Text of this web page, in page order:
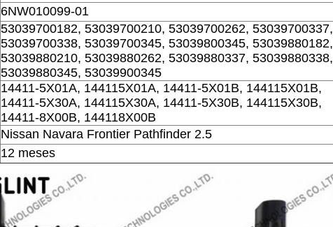
6NW010099-01
53039700182, 53039700210, 53039700262, 53039700337,
53039700338, 53039700345, 53039800345, 53039880182,
53039880210, 53039880262, 53039880337, 53039880338,
53039880345, 53039900345
14411-5X01A, 144115X01A, 14411-5X01B, 144115X01B,
14411-5X30A, 144115X30A, 14411-5X30B, 144115X30B,
14411-8X00B, 144118X00B
Nissan Navara Frontier Pathfinder 2.5
12 meses